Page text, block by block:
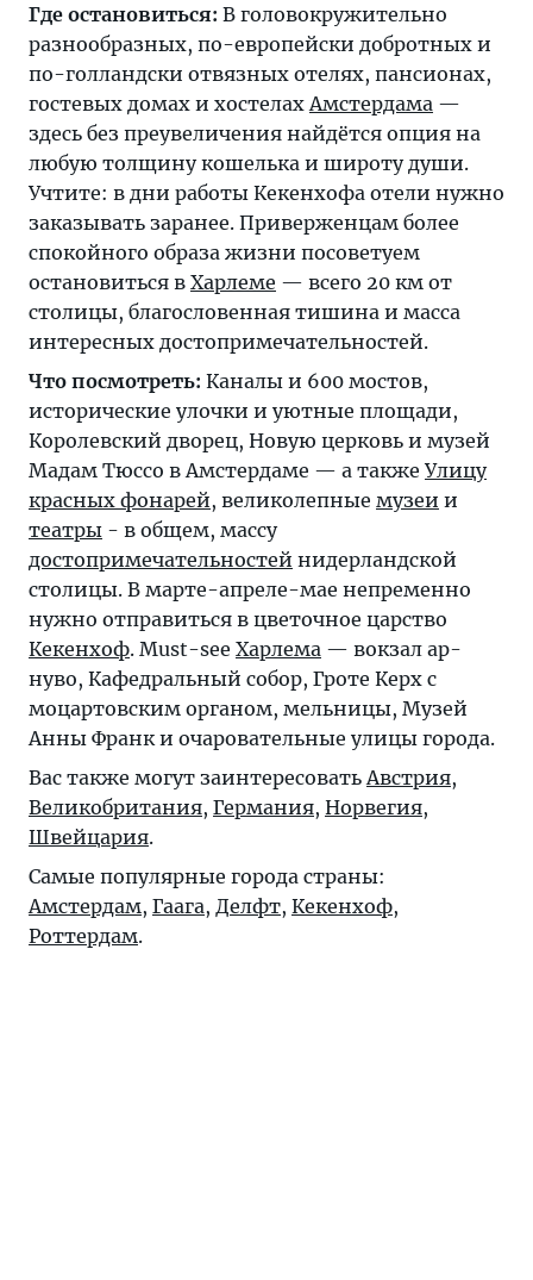
Где остановиться: В головокружительно
разнообразных, по-европейски добротных и
по-голландски отвязных отелях, пансионах,
гостевых домах и хостелах Амстердама —
здесь без преувеличения найдётся опция на
любую толщину кошелька и широту души.
Учтите: в дни работы Кекенхофа отели нужно
заказывать заранее. Приверженцам более
спокойного образа жизни посоветуем
остановиться в Харлеме — всего 20 км от
столицы, благословенная тишина и масса
интересных достопримечательностей.
Что посмотреть: Каналы и 600 мостов,
исторические улочки и уютные площади,
Королевский дворец, Новую церковь и музей
Мадам Тюссо в Амстердаме — а также Улицу
красных фонарей, великолепные музеи и
театры - в общем, массу
достопримечательностей нидерландской
столицы. В марте-апреле-мае непременно
нужно отправиться в цветочное царство
Кекенхоф. Must-see Харлема — вокзал ар-
нуво, Кафедральный собор, Гроте Керх с
моцартовским органом, мельницы, Музей
Анны Франк и очаровательные улицы города.
Вас также могут заинтересовать Австрия,
Великобритания, Германия, Норвегия,
Швейцария.
Самые популярные города страны:
Амстердам, Гаага, Делфт, Кекенхоф,
Роттердам.